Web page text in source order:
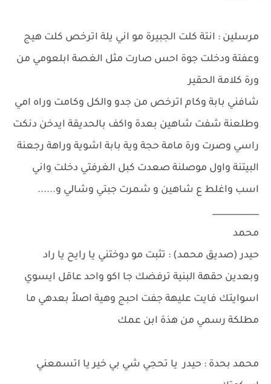
مرسلين : انتة كلت الجبيرة مو اني يلة اترخص كلت هيج
وعفتة ودخلت جوة احس صارت مثل الغصة ابلعومي من
ورة كلامة الحقير
شافني بابة وكام اترخص من جدو والكل وكامت وراه امي
وطلعنة شفت شاهين بعدة واكف بالحديقة ايدخن دنكت
راسي وصرت ورة مامة حجة وية بابة اشوية وراهة رجعنة
البيتنة واول موصلنة صعدت كبل الغرفتي دخلت واني
اسب واغلط ع شاهين و شمرت جبتي وشالي و......
___________
محمد
حيدر (صديق محمد) : تثبت مو دوختني يا رايح يا راد
وبعدين حقهة البنية ترفضك جا اكو واحد عاقل ايسوي
اسوايتك فايت عليهة جفت احبج وهية اصلاً بعدهي ما
مطلكة رسمي من هذة ابن عمك
محمد بحدة : حيدر يا تحجي شي بي خير يا اتسمعني